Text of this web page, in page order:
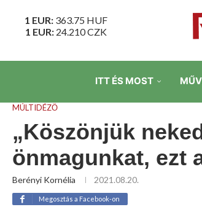
1 EUR: 363.75 HUF
1 EUR: 24.210CZK
ITT ÉS MOST
MÚLTIDÉZŐ
„Köszönjük
önmagunkat, ezt
Berényi Kornélia 2021.08.20.
Megosztás a Facebook-on